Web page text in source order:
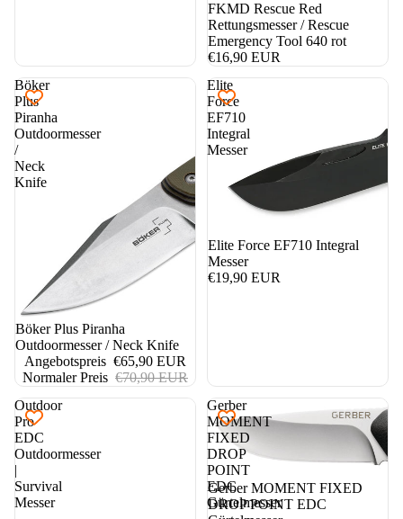
FKMD Rescue Red
Rettungsmesser / Rescue
Emergency Tool 640 rot
€16,90 EUR
Böker
Plus
Piranha
Outdoormesser
/
Neck
Knife
7%
Böker Plus Piranha
Outdoormesser / Neck Knife
Angebotspreis €65,90 EUR
Normaler Preis €70,90 EUR
Elite
Force
EF710
Integral
Messer
Elite Force EF710 Integral
Messer
€19,90 EUR
Outdoor
Pro
EDC
Outdoormesser
|
Survival
Messer
Gerber
MOMENT
FIXED
DROP
POINT
EDC
Gürtelmesser
Gerber MOMENT FIXED
DROP POINT EDC